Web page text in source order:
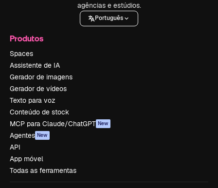
agências e estúdios.
Português
Produtos
Spaces
Assistente de IA
Gerador de imagens
Gerador de vídeos
Texto para voz
Conteúdo de stock
MCP para Claude/ChatGPT New
Agentes New
API
App móvel
Todas as ferramentas